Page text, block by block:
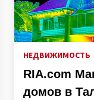
НЕДВИЖИМОСТЬ
RIA.com
домов в